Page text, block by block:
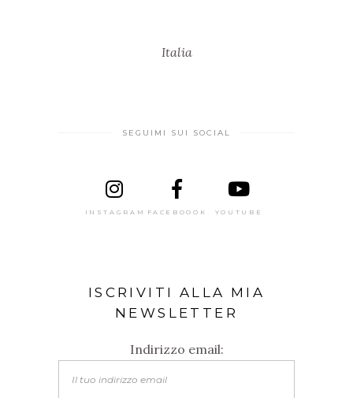
Italia
SEGUIMI SUI SOCIAL
INSTAGRAM FACEBOOOK YOUTUBE
ISCRIVITI ALLA MIA
NEWSLETTER
Indirizzo email: